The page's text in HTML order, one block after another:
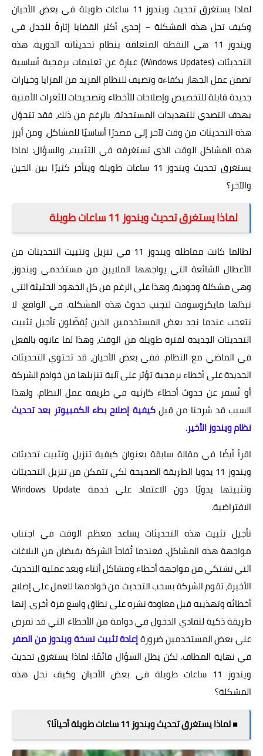
لماذا يستغرق تحديث ويندوز 11 ساعات طويلة في بعض الأحيان
وكيف تحل هذه المشكلة – إحدى أكثر القضايا إثارةً للجدل في
ويندوز 11 هي النقطة المتعلقة بنظام تحديثاته الدورية. هذه
التحديثات (Windows Updates) عبارة عن تعليمات برمجية أساسية
تضمن عمل الجهاز بكفاءة وتضيف للنظام المزيد من المزايا وخيارات
جديدة قابلة للتخصيص وإصلاحات للأخطاء وتصحيحات للثغرات الأمنية
بهدف التصدي للتهديدات المستحدثة. بالرغم من ذلك، فقد تتحوّل
هذه التحديثات من وقت لآخر إلى مصدرًا أساسيًا للمشاكل، ومن أبرز
هذه المشاكل الوقت الذي تستغرقه في التثبيت، والسؤال: لماذا
يستغرق تحديث ويندوز 11 ساعات طويلة ويتأخر كثيرًا بين الحين
والآخر؟
لماذا يستغرق تحديث ويندوز 11 ساعات طويلة
لطالما كانت مماطلة ويندوز 11 في تنزيل وتثبيت التحديثات من
الأعطال الشائعة التي يواجهها الملايين من مستخدمي ويندوز،
وهي مشكلة وجودية، وهذا على الرغم من كل الجهود الحثيثة التي
تبذلها مايكروسوفت لتجنب حدوث هذه المشكلة. في الواقع، لا
نتعجب عندما نجد بعض المستخدمين الذين يُفضّلون تأجيل تثبيت
التحديثات الجديدة لفترة طويلة من الوقت، وهذا لما عانوه بالفعل
في الماضي مع النظام. ففي بعض الأحيان، قد تحتوي التحديثات
الجديدة على أخطاء برمجية تؤثر على آلية تنزيلها من خوادم الشركة
أو تُسفر عن حدوث أخطاء كارثية في طريقة عمل النظام. ولهذا
السبب قد شرحنا من قبلكيفية إصلاح بطء الكمبيوتر بعد تحديث
نظام ويندوز الأخير.
اقرأ أيضًا في مقالة سابقة بعنوان كيفية تنزيل وتثبيت تحديثات
ويندوز 11 يدويا الطريقة الصحيحة لكي تتمكن من تنزيل التحديثات
وتثبيتها يدويًا دون الاعتماد على خدمة Windows Update
الافتراضية.
تأجيل تثبيت هذه التحديثات يساعد معظم الوقت في اجتناب
مواجهة هذه المشاكل. فعندما تُفاجأ الشركة بفيضان من البلاغات
التي تشتكي من مواجهة أخطاء ومشاكل أثناء وبعد عملية التحديث
الأخيرة، تقوم الشركة بسحب التحديث من خوادمها للعمل على إصلاح
أخطائه وتهذيبه قبل معاودة نشره على نطاق واسع مرة أخرى. إنها
طريقة ذكية لتفادي الدخول في دوامة من الأخطاء التي قد تفرض
على بعض المستخدمين ضرورةإعادة تثبيت نسخة ويندوز من الصفر
في نهاية المطاف. لكن يظل السؤال قائمًا: لماذا يستغرق تحديث
ويندوز 11 ساعات طويلة في بعض الأحيان وكيف نحل هذه
المشكلة؟
■ لماذا يستغرق تحديث ويندوز 11 ساعات طويلة أحيانًا؟